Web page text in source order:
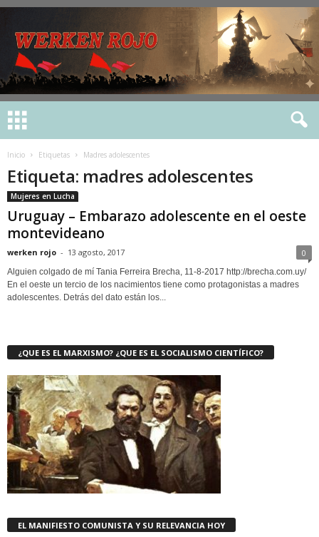
Inicio Etiquetas Madres adolescentes
Etiqueta: madres adolescentes
Mujeres en Lucha
Uruguay – Embarazo adolescente en el oeste
montevideano
werken rojo - 13 agosto, 2017 0
Alguien colgado de mí Tania Ferreira Brecha, 11-8-2017 http://brecha.com.uy/
En el oeste un tercio de los nacimientos tiene como protagonistas a madres
adolescentes. Detrás del dato están los...
¿QUE ES EL MARXISMO? ¿QUE ES EL SOCIALISMO CIENTÍFICO?
EL MANIFIESTO COMUNISTA Y SU RELEVANCIA HOY